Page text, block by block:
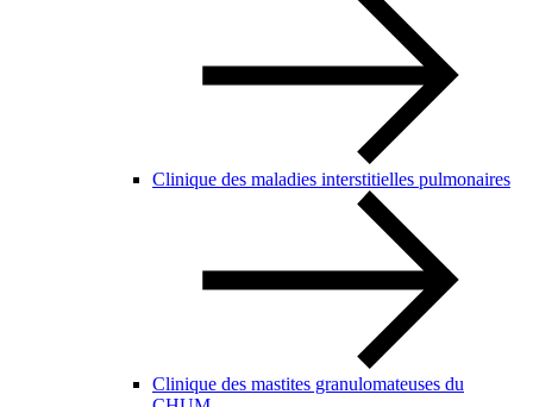
Clinique des maladies interstitielles pulmonaires
Clinique des mastites granulomateuses du